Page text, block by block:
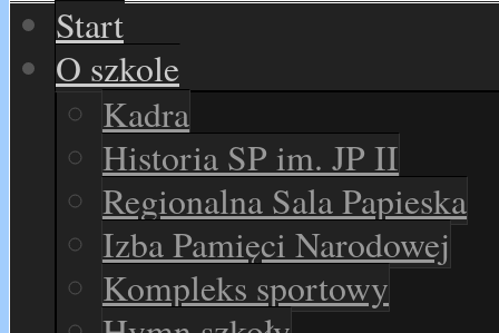
Start
O szkole
Kadra
Historia SP im. JP II
Regionalna Sala Papieska
Izba Pamięci Narodowej
Kompleks sportowy